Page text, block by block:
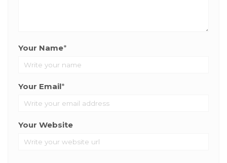
Your Name*
Your Email*
Your Website